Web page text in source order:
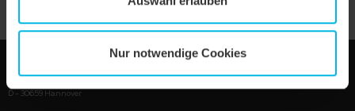
Nur notwendige Cookies
D - 30659 Hannover